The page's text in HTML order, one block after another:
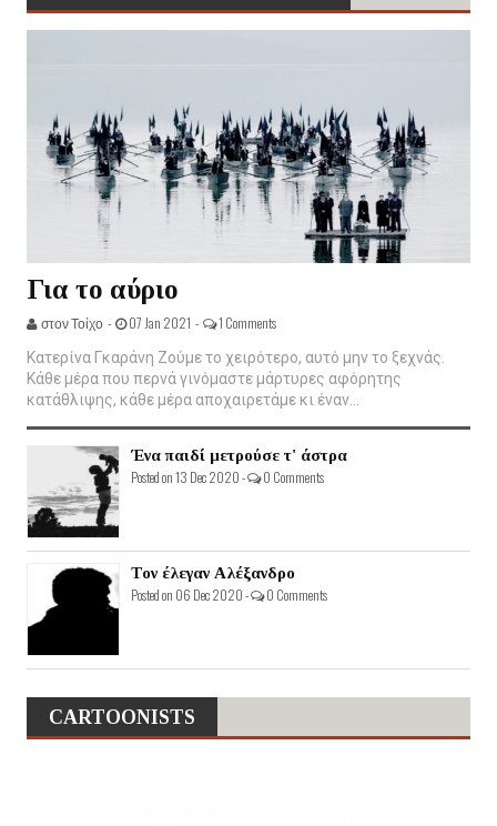
Για το αύριο
στον Τοίχο - 07 Jan 2021 - 1 Comments
Κατερίνα Γκαράνη Ζούμε το χειρότερο, αυτό μην το ξεχνάς.
Κάθε μέρα που περνά γινόμαστε μάρτυρες αφόρητης
κατάθλιψης, κάθε μέρα αποχαιρετάμε κι έναν...
Ένα παιδί μετρούσε τ' άστρα
Posted on 13 Dec 2020 - 0 Comments
Τον έλεγαν Αλέξανδρο
Posted on 06 Dec 2020 - 0 Comments
CARTOONISTS